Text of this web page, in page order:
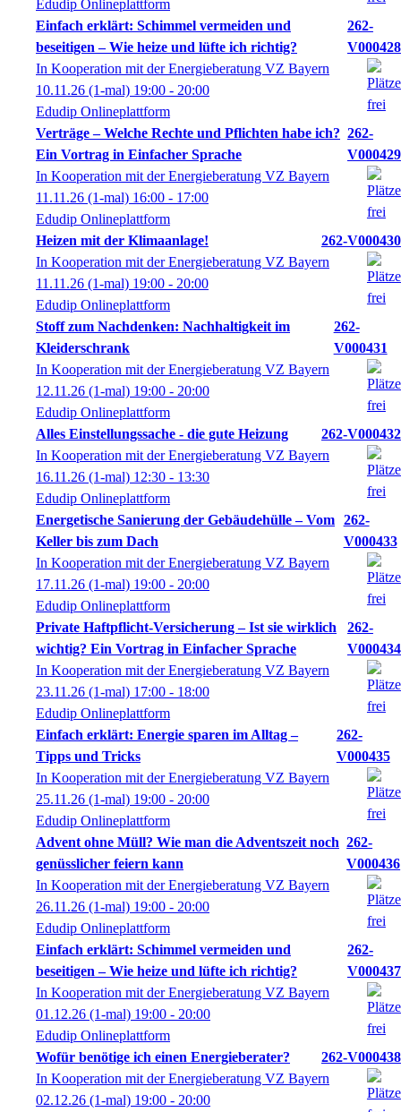
Edudip Onlineplattform
Einfach erklärt: Schimmel vermeiden und
beseitigen – Wie heize und lüfte ich richtig?
262-
V000428
In Kooperation mit der Energieberatung VZ Bayern
10.11.26 (1-mal) 19:00 - 20:00
Edudip Onlineplattform
Verträge – Welche Rechte und Pflichten habe ich?
Ein Vortrag in Einfacher Sprache
262-
V000429
In Kooperation mit der Energieberatung VZ Bayern
11.11.26 (1-mal) 16:00 - 17:00
Edudip Onlineplattform
Heizen mit der Klimaanlage!
262-V000430
In Kooperation mit der Energieberatung VZ Bayern
11.11.26 (1-mal) 19:00 - 20:00
Edudip Onlineplattform
Stoff zum Nachdenken: Nachhaltigkeit im
Kleiderschrank
262-
V000431
In Kooperation mit der Energieberatung VZ Bayern
12.11.26 (1-mal) 19:00 - 20:00
Edudip Onlineplattform
Alles Einstellungssache - die gute Heizung
262-V000432
In Kooperation mit der Energieberatung VZ Bayern
16.11.26 (1-mal) 12:30 - 13:30
Edudip Onlineplattform
Energetische Sanierung der Gebäudehülle – Vom
Keller bis zum Dach
262-
V000433
In Kooperation mit der Energieberatung VZ Bayern
17.11.26 (1-mal) 19:00 - 20:00
Edudip Onlineplattform
Private Haftpflicht-Versicherung – Ist sie wirklich
wichtig? Ein Vortrag in Einfacher Sprache
262-
V000434
In Kooperation mit der Energieberatung VZ Bayern
23.11.26 (1-mal) 17:00 - 18:00
Edudip Onlineplattform
Einfach erklärt: Energie sparen im Alltag –
Tipps und Tricks
262-
V000435
In Kooperation mit der Energieberatung VZ Bayern
25.11.26 (1-mal) 19:00 - 20:00
Edudip Onlineplattform
Advent ohne Müll? Wie man die Adventszeit noch
genüsslicher feiern kann
262-
V000436
In Kooperation mit der Energieberatung VZ Bayern
26.11.26 (1-mal) 19:00 - 20:00
Edudip Onlineplattform
Einfach erklärt: Schimmel vermeiden und
beseitigen – Wie heize und lüfte ich richtig?
262-
V000437
In Kooperation mit der Energieberatung VZ Bayern
01.12.26 (1-mal) 19:00 - 20:00
Edudip Onlineplattform
Wofür benötige ich einen Energieberater?
262-V000438
In Kooperation mit der Energieberatung VZ Bayern
02.12.26 (1-mal) 19:00 - 20:00